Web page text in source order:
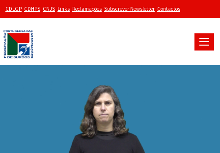
CDLGP CDHPS CNJS Links Reclamações Subscrever Newsletter Contactos
Toggle